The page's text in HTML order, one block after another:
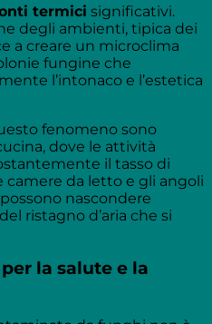
termici significativi.
degli ambienti, tipica dei
a creare un microclima
fungine che
l’intonaco e l’estetica
fenomeno sono
dove le attività
il tasso di
camere da letto e gli angoli
nascondere
ristagno d’aria che si
la salute e la